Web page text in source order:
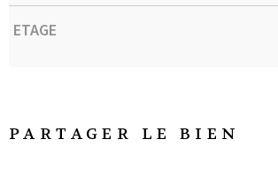
ETAGE
PARTAGER LE BIEN